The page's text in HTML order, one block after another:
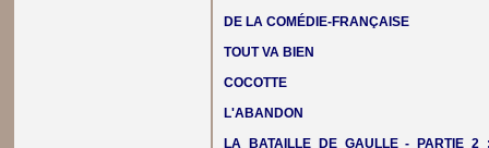
DE LA COMÉDIE-FRANÇAISE
TOUT VA BIEN
COCOTTE
L'ABANDON
LA BATAILLE DE GAULLE - PARTIE 2